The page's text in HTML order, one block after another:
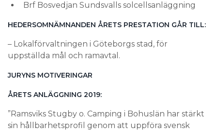
Brf Bosvedjan Sundsvalls solcellsanläggning
HEDERSOMNÄMNANDEN ÅRETS PRESTATION GÅR TILL:
– Lokalförvaltningen i Göteborgs stad, för
uppställda mål och ramavtal.
JURYNS MOTIVERINGAR
ÅRETS ANLÄGGNING 2019:
”Ramsviks Stugby o. Camping i Bohuslän har stärkt
sin hållbarhetsprofil genom att uppföra svensk